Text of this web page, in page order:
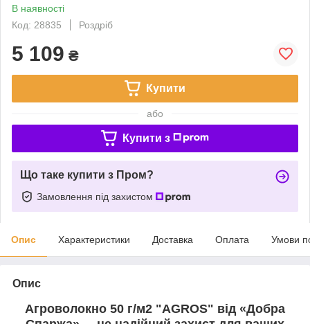
В наявності
Код: 28835
Роздріб
5 109 ₴
Купити
або
Купити з
Що таке купити з Пром?
Замовлення під захистом
Опис Характеристики Доставка Оплата Умови
Опис
Агроволокно 50 г/м2 "AGROS" від «Добра